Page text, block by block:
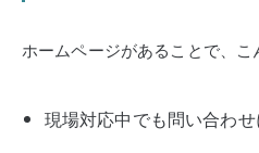
ホームページがあることで、こ
現場対応中でも問い合わ